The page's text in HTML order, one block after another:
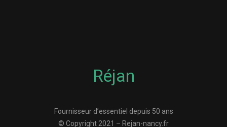
Réjan
Fournisseur d’essentiel depuis 50 ans
© Copyright 2021 – Rejan-nancy.fr